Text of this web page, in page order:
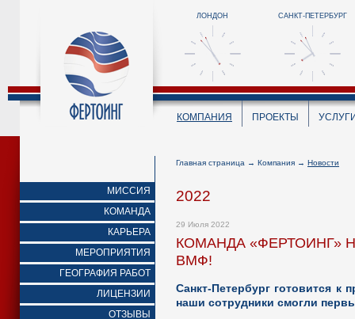
ЛОНДОН САНКТ-ПЕТЕРБУРГ
КОМПАНИЯ ПРОЕКТЫ
МИССИЯ
КОМАНДА
КАРЬЕРА
МЕРОПРИЯТИЯ
ГЕОГРАФИЯ РАБОТ
ЛИЦЕНЗИИ
ОТЗЫВЫ
Главная страница → Компания → Новости
2022
29 Июля 2022
КОМАНДА «ФЕРТОИНГ»
ВМФ!
Санкт-Петербург готовится
наши сотрудники смогли